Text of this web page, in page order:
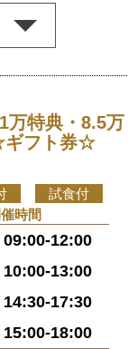
万特典・8.5万
ギフト券☆
試食付
時間
09:00-12:00
10:00-13:00
14:30-17:30
15:00-18:00